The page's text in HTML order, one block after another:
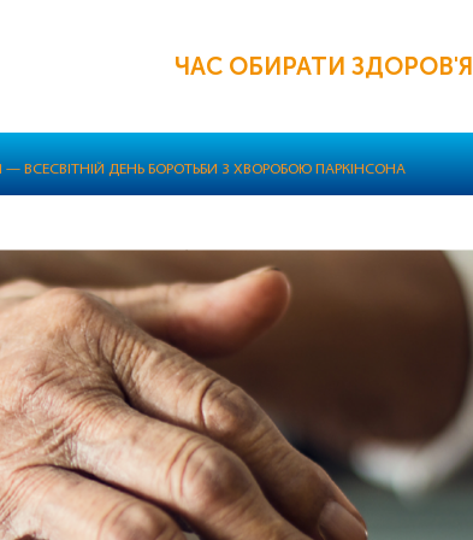
ЧАС ОБИРАТИ ЗДОРОВ'Я
— ВСЕСВІТНІЙ ДЕНЬ БОРОТЬБИ З ХВОРОБОЮ ПАРКІНСОНА